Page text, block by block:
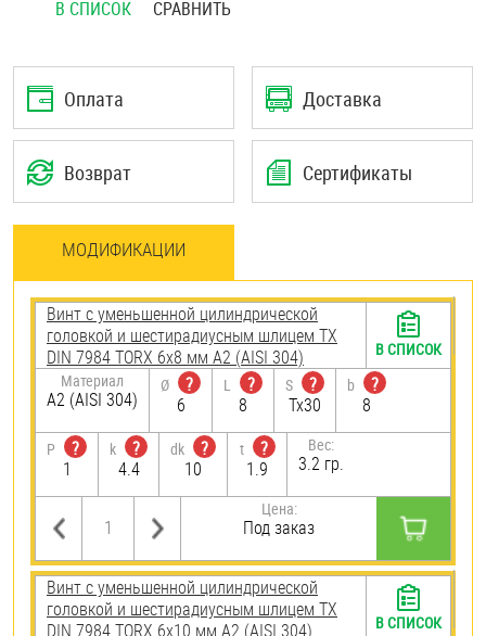
В СПИСОК СРАВНИТЬ
Оплата Доставка
Возврат Сертификаты
МОДИФИКАЦИИ
Винт с уменьшенной цилиндрической
головкой и шестирадиусным шлицем TX
DIN 7984 TORX 6х8 мм А2 (AISI 304)
Материал
А2 (AISI 304)
Ø
?
6
L
?
8
S
?
Tx30
b
?
8
P
?
1
k
?
4.4
dk
?
10
t
?
1.9
Вес:
3.2 гр.
Цена:
Под заказ
В СПИСОК
Винт с уменьшенной цилиндрической
головкой и шестирадиусным шлицем TX
DIN 7984 TORX 6х10 мм А2 (AISI 304)
В СПИСОК